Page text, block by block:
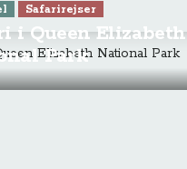
Safarirejser
i Queen Elizabeth
Park